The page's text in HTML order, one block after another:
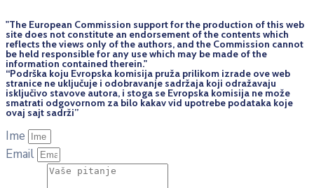
"The European Commission support for the production of this web
site does not constitute an endorsement of the contents which
reflects the views only of the authors, and the Commission cannot
be held responsi­ble for any use which may be made of the
information contained therein."
“Podrška koju Evropska komisija pruža prilikom izrade ove web
stranice ne uključuje i odobravanje sadržaja koji odražavaju
isključivo stavove autora, i stoga se Evropska komisija ne može
smatrati odgovornom za bilo kakav vid upotrebe podataka koje
ovaj sajt sadrži”
Ime
Email